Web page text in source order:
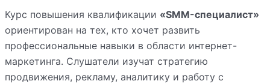
Курс повышения квалификации «SMM-специалист»
ориентирован на тех, кто хочет развить
профессиональные навыки в области интернет-
маркетинга. Слушатели изучат стратегию
продвижения, рекламу, аналитику и работу с